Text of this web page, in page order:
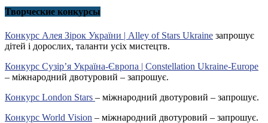
Творческие конкурсы
Конкурс Алея Зірок України | Alley of Stars Ukraine запрошує
дітей і дорослих, таланти усіх мистецтв.
Конкурс Сузір’я Україна-Європа | Constellation Ukraine-Europe
– міжнародний двотуровий – запрошує.
Конкурс London Stars – міжнародний двотуровий – запрошує.
Конкурс World Vision – міжнародний двотуровий – запрошує.